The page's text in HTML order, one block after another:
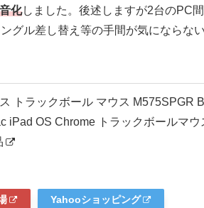
化しました。後述しますが2台のPC
グル差し替え等の手間が気にならな
トラックボール マウス M575SPGR
iPad OS Chrome トラックボールマウ
Yahooショッピング